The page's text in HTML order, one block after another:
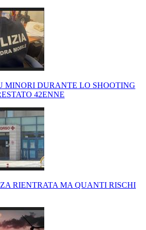
MINORI DURANTE LO SHOOTING
42ENNE
RIENTRATA MA QUANTI RISCHI